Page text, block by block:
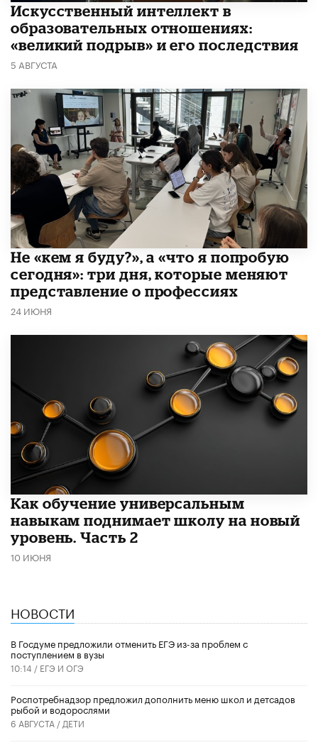
​Искусственный интеллект в
образовательных отношениях:
«великий подрыв» и его последствия
5 АВГУСТА
Не «кем я буду?», а «что я попробую
сегодня»: три дня, которые меняют
представление о профессиях
24 ИЮНЯ
​Как обучение универсальным
навыкам поднимает школу на новый
уровень. Часть 2
10 ИЮНЯ
НОВОСТИ
В Госдуме предложили отменить ЕГЭ из-за проблем с
поступлением в вузы
10:14 / ЕГЭ И ОГЭ
Роспотребнадзор предложил дополнить меню школ и детсадов
рыбой и водорослями
6 АВГУСТА / ДЕТИ